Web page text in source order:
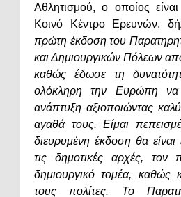
Αθλητισμού, ο οποίος
Κοινό Κέντρο Ερευνών,
πρώτη έκδοση του
και Δημιουργικών Πόλεων
καθώς έδωσε τη
ολόκληρη την Ευρώπη
ανάπτυξη αξιοποιώντας
αγαθά τους. Είμαι
διευρυμένη έκδοση θα είναι
τις δημοτικές αρχές, τον
δημιουργικό τομέα, καθώς
τους πολίτες. Το